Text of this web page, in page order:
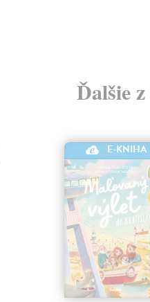
Ďalšie
E-KNIHA